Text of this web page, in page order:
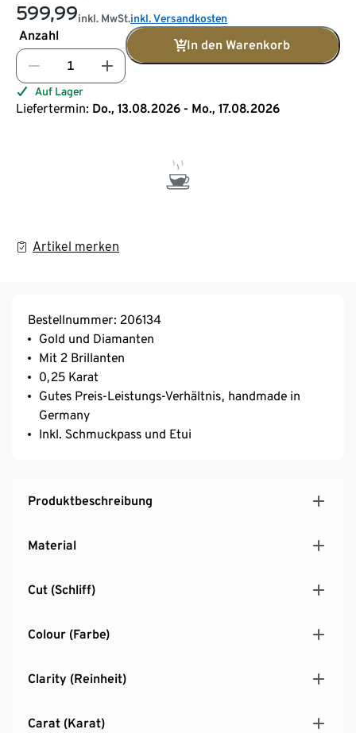
599,99inkl. MwSt.inkl. Versandkosten
Anzahl
In den Warenkorb
Auf Lager
Liefertermin: Do., 13.08.2026 - Mo., 17.08.2026
Artikel merken
Bestellnummer: 206134
Gold und Diamanten
Mit 2 Brillanten
0,25 Karat
Gutes Preis-Leistungs-Verhältnis, handmade in
Germany
Inkl. Schmuckpass und Etui
Produktbeschreibung
Material
Cut (Schliff)
Colour (Farbe)
Clarity (Reinheit)
Carat (Karat)